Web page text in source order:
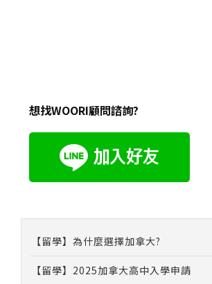
想找WOORI顧問諮詢?
【留學】為什麼選擇加拿大?
【留學】2025加拿大高中入學申請